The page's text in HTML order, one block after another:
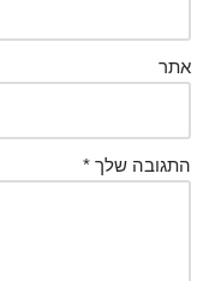
אתר
התגובה שלך *